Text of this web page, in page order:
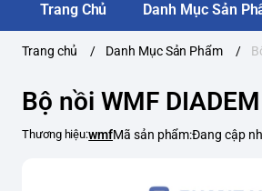
Trang Chủ Danh Mục Sản
Trang chủ / Danh Mục Sản Phẩm /
Bộ nồi WMF
Thương hiệu:wmfMã sản phẩm:Đang cập